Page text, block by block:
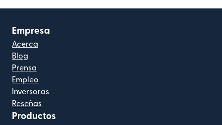
Empresa
Acerca
Blog
Prensa
Empleo
Inversoras
Reseñas
Productos